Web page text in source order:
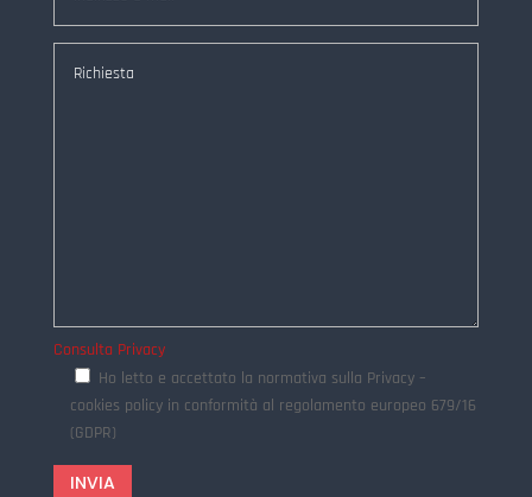
Consulta Privacy
Ho letto e accettato la normativa sulla Privacy –
cookies policy in conformità al regolamento europeo 679/16
(GDPR)
INVIA